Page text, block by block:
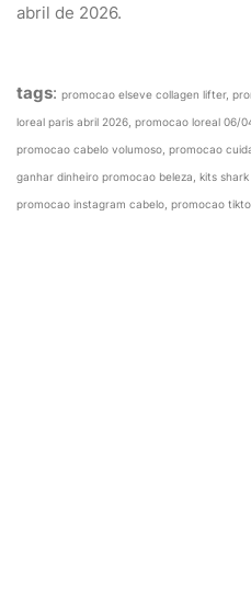
abril de 2026.
tags: promocao elseve collagen lifter,
loreal paris abril 2026, promocao loreal 06/
promocao cabelo volumoso, promocao
ganhar dinheiro promocao beleza, kits
promocao instagram cabelo, promocao